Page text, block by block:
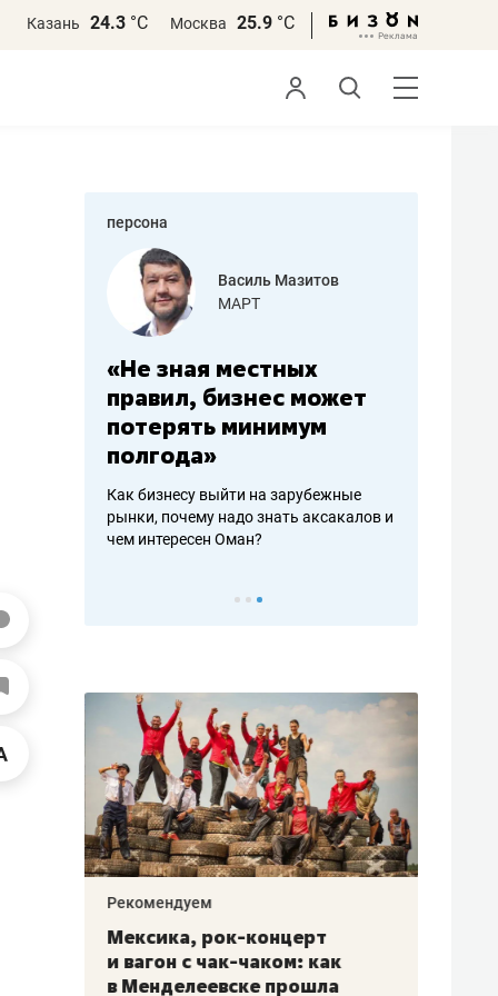
Казань 24.3 °С Москва 25.9 °С
персона
работа
Василь Мазитов
МАРТ
«Не зная местных
правил, бизнес может
потерять минимум
полгода»
Как бизнесу выйти на зарубежные
рынки, почему надо знать аксакалов и
чем интересен Оман?
Рекомендуем
Мексика, рок-концерт
и вагон с чак-чаком: как
в Менделеевске прошла